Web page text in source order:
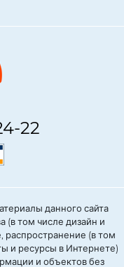
22
данного сайта
(в том числе дизайн и
распространение (в том
и ресурсы в Интернете)
и объектов без